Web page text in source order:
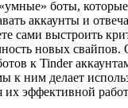
боты,
аккаунты и
сами выстроить
новых свайпов.
к Tinder
к ним делает
эффективной